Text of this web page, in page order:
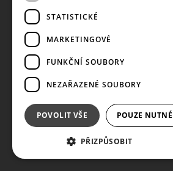
STATISTICKÉ
MARKETINGOVÉ
FUNKČNÍ SOUBORY
NEZAŘAZENÉ SOUBORY
POVOLIT VŠE POUZE NUTNÉ
PŘIZPŮSOBIT